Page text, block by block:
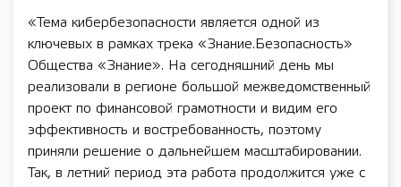
«Тема кибербезопасности является одной из
ключевых в рамках трека «Знание.Безопасность»
Общества «Знание». На сегодняшний день мы
реализовали в регионе большой межведомственный
проект по финансовой грамотности и видим его
эффективность и востребованность, поэтому
приняли решение о дальнейшем масштабировании.
Так, в летний период эта работа продолжится уже с